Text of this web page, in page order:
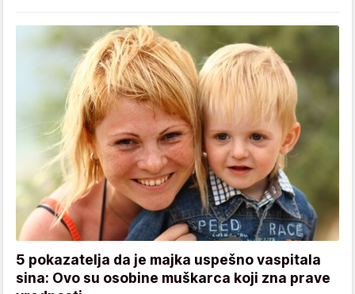
5 pokazatelja da je majka uspešno vaspitala
sina: Ovo su osobine muškarca koji zna prave